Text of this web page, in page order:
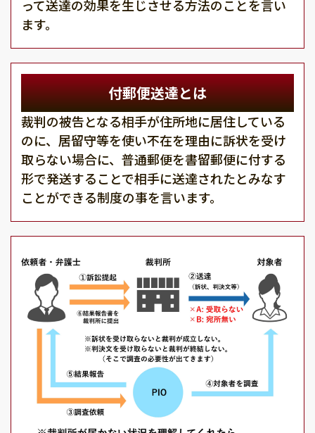
って送達の効果を生じさせる方法のことを言い
ます。
付郵便送達とは
裁判の被告となる相手が住所地に居住している
のに、居留守等を使い不在を理由に訴状を受け
取らない場合に、普通郵便を書留郵便に付する
形で発送することで相手に送達されたとみなす
ことができる制度の事を言います。